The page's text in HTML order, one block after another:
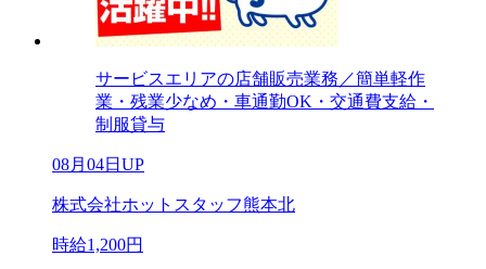
サービスエリアの店舗販売業務／簡単軽作
業・残業少なめ・車通勤OK・交通費支給・
制服貸与
08月04日UP
株式会社ホットスタッフ熊本北
時給1,200円